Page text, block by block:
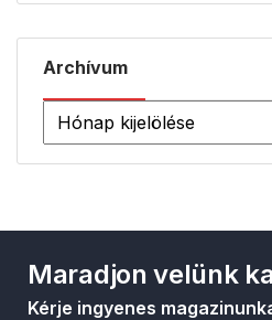
Archívum
Maradjon velünk
Kérje ingyenes